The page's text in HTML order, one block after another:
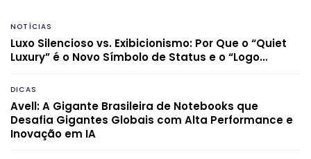
NOTÍCIAS
Luxo Silencioso vs. Exibicionismo: Por Que o “Quiet
Luxury” é o Novo Símbolo de Status e o “Logo…
DICAS
Avell: A Gigante Brasileira de Notebooks que
Desafia Gigantes Globais com Alta Performance e
Inovação em IA